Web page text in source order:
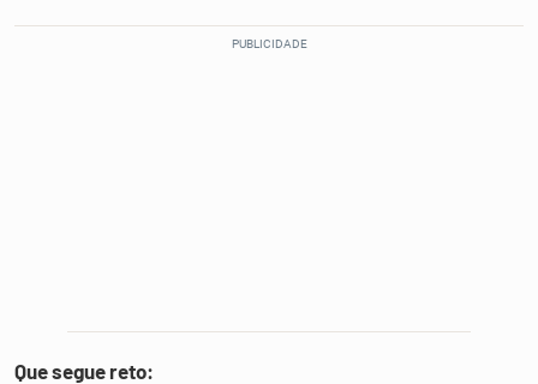
Que segue reto: